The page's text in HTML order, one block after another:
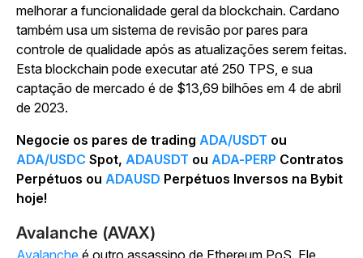
melhorar a funcionalidade geral da blockchain. Cardano
também usa um sistema de revisão por pares para
controle de qualidade após as atualizações serem feitas.
Esta blockchain pode executar até 250 TPS, e sua
captação de mercado é de $13,69 bilhões em 4 de abril
de 2023.
Negocie os pares de trading ADA/USDT ou
ADA/USDC Spot, ADAUSDT ou ADA-PERP Contratos
Perpétuos ou ADAUSD Perpétuos Inversos na Bybit
hoje!
Avalanche (AVAX)
Avalanche é outro assassino de Ethereum PoS. Ele